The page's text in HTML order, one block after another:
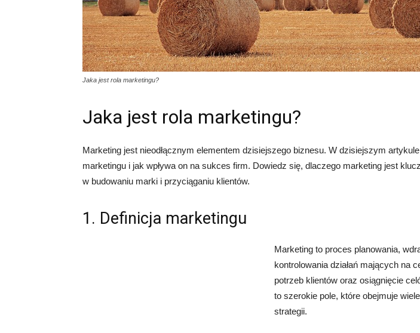
Jaka jest rola marketingu?
Jaka jest rola marketingu?
Marketing jest nieodłącznym elementem dzisiejszego biznesu. W dzisiejszym
marketingu i jak wpływa on na sukces firm. Dowiedz się, dlaczego marketing jest
w budowaniu marki i przyciąganiu klientów.
1. Definicja marketingu
Marketing to proces planowania,
kontrolowania działań mających na
potrzeb klientów oraz osiągnięcie
to szerokie pole, które obejmuje
strategii.